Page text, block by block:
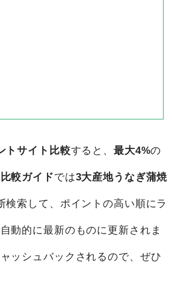
トサイト比較すると、最大4%の
較ガイドでは 3大産地うなぎ蒲焼
索して、ポイントの高い順にラ